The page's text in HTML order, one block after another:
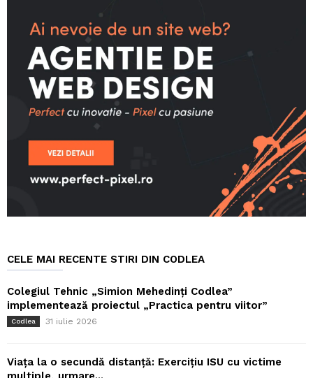
CELE MAI RECENTE STIRI DIN CODLEA
Colegiul Tehnic „Simion Mehedinți Codlea”
implementează proiectul „Practica pentru viitor”
Codlea 31 iulie 2026
Viața la o secundă distanță: Exercițiu ISU cu victime